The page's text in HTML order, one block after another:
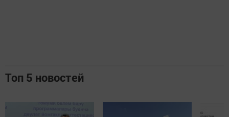
Топ 5 новостей